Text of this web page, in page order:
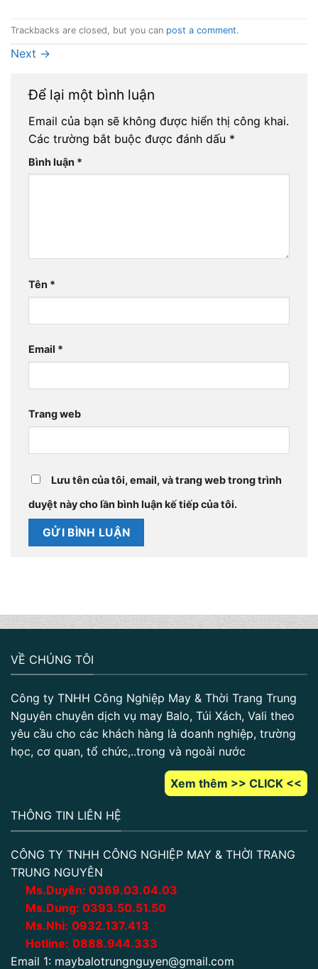
Trackbacks are closed, but you can post a comment.
Next →
Để lại một bình luận
Email của bạn sẽ không được hiển thị công khai.
Các trường bắt buộc được đánh dấu *
Bình luận *
Tên *
Email *
Trang web
Lưu tên của tôi, email, và trang web trong trình
duyệt này cho lần bình luận kế tiếp của tôi.
VỀ CHÚNG TÔI
Công ty TNHH Công Nghiệp May & Thời Trang Trung
Nguyên chuyên dịch vụ may Balo, Túi Xách, Vali theo
yêu cầu cho các khách hàng là doanh nghiệp, trường
học, cơ quan, tổ chức,..trong và ngoài nước
Xem thêm >> CLICK <<
THÔNG TIN LIÊN HỆ
CÔNG TY TNHH CÔNG NGHIỆP MAY & THỜI TRANG
TRUNG NGUYÊN
Ms.Duyên: 0369.03.04.03
Ms.Dung: 0393.50.51.50
Ms.Nhi: 0932.137.413
Hotline: 0888.944.333
Email 1: maybalotrungnguyen@gmail.com